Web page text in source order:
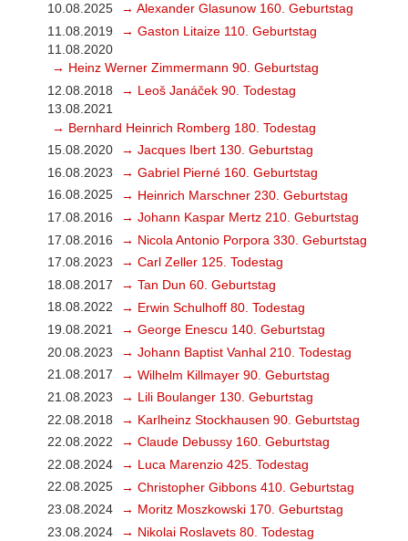
10.08.2025
→ Alexander Glasunow 160. Geburtstag
11.08.2019
→ Gaston Litaize 110. Geburtstag
11.08.2020
→ Heinz Werner Zimmermann 90. Geburtstag
12.08.2018
→ Leoš Janáček 90. Todestag
13.08.2021
→ Bernhard Heinrich Romberg 180. Todestag
15.08.2020
→ Jacques Ibert 130. Geburtstag
16.08.2023
→ Gabriel Pierné 160. Geburtstag
16.08.2025
→ Heinrich Marschner 230. Geburtstag
17.08.2016
→ Johann Kaspar Mertz 210. Geburtstag
17.08.2016
→ Nicola Antonio Porpora 330. Geburtstag
17.08.2023
→ Carl Zeller 125. Todestag
18.08.2017
→ Tan Dun 60. Geburtstag
18.08.2022
→ Erwin Schulhoff 80. Todestag
19.08.2021
→ George Enescu 140. Geburtstag
20.08.2023
→ Johann Baptist Vanhal 210. Todestag
21.08.2017
→ Wilhelm Killmayer 90. Geburtstag
21.08.2023
→ Lili Boulanger 130. Geburtstag
22.08.2018
→ Karlheinz Stockhausen 90. Geburtstag
22.08.2022
→ Claude Debussy 160. Geburtstag
22.08.2024
→ Luca Marenzio 425. Todestag
22.08.2025
→ Christopher Gibbons 410. Geburtstag
23.08.2024
→ Moritz Moszkowski 170. Geburtstag
23.08.2024
→ Nikolai Roslavets 80. Todestag